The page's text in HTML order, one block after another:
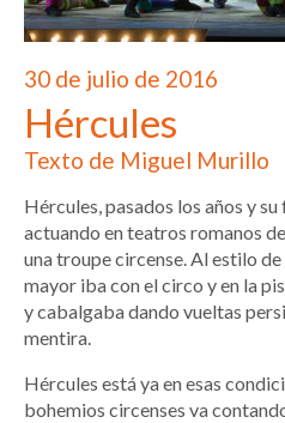
30 de julio de 2016
Hércules
Texto de Miguel Murillo
Hércules, pasados los años y su
actuando en teatros romanos
una troupe circense. Al estilo
mayor iba con el circo y en la
y cabalgaba dando vueltas
mentira.
Hércules está ya en esas
bohemios circenses va